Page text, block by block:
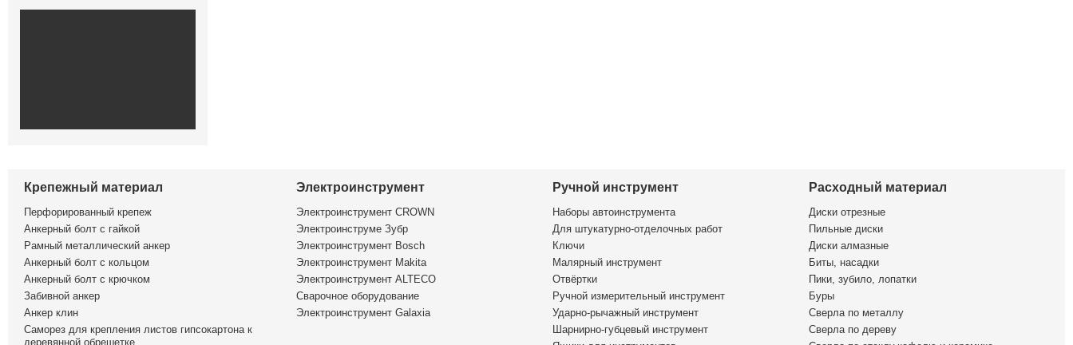
Крепежный материал
Перфорированный крепеж
Анкерный болт с гайкой
Рамный металлический анкер
Анкерный болт с кольцом
Анкерный болт с крючком
Забивной анкер
Анкер клин
Саморез для крепления листов гипсокартона к
деревянной обрешетке
Электроинструмент
Электроинструмент CROWN
Электроинструме Зубр
Электроинструмент Bosch
Электроинструмент Makita
Электроинструмент ALTECO
Сварочное оборудование
Электроинструмент Galaxia
Ручной инструмент
Наборы автоинструмента
Для штукатурно-отделочных работ
Ключи
Малярный инструмент
Отвёртки
Ручной измерительный инструмент
Ударно-рычажный инструмент
Шарнирно-губцевый инструмент
Расходный материал
Диски отрезные
Пильные диски
Диски алмазные
Биты, насадки
Пики, зубило, лопатки
Буры
Сверла по металлу
Сверла по дереву